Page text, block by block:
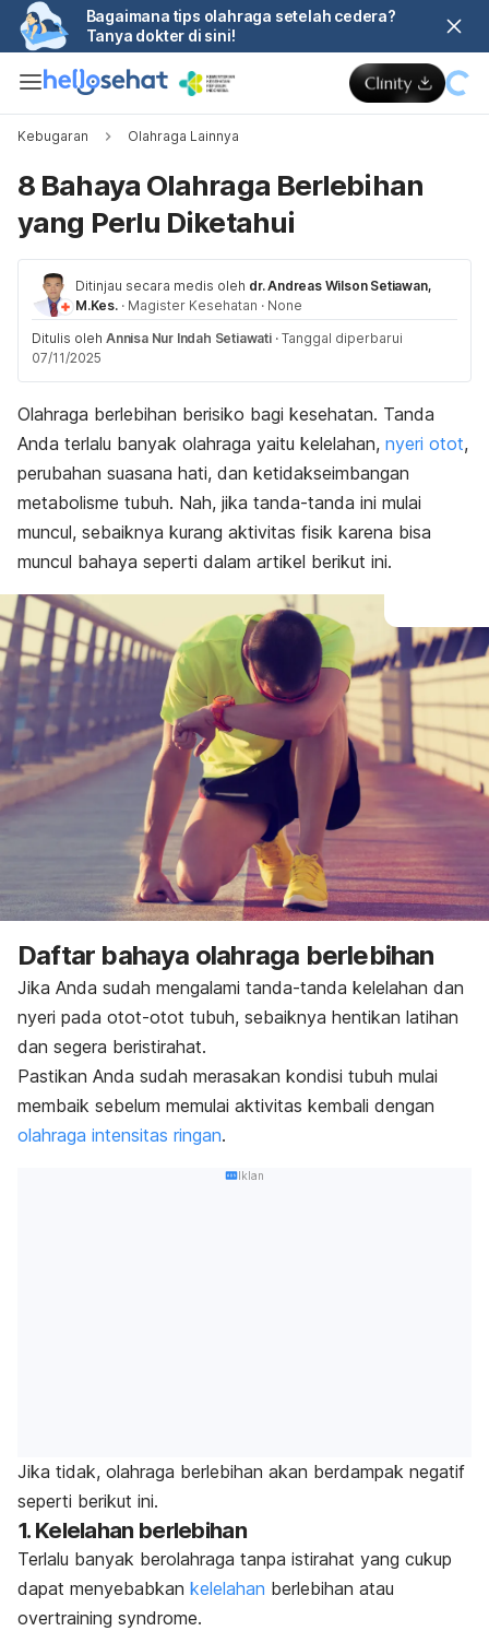
Bagaimana tips olahraga setelah cedera?
Tanya dokter di sini!
Kebugaran Olahraga Lainnya
8 Bahaya Olahraga Berlebihan
yang Perlu Diketahui
Ditinjau secara medis oleh dr. Andreas Wilson Setiawan,
M.Kes. · Magister Kesehatan · None
Ditulis oleh Annisa Nur Indah Setiawati · Tanggal diperbarui
07/11/2025
Olahraga berlebihan berisiko bagi kesehatan. Tanda
Anda terlalu banyak olahraga yaitu kelelahan, nyeri otot,
perubahan suasana hati, dan ketidakseimbangan
metabolisme tubuh. Nah, jika tanda-tanda ini mulai
muncul, sebaiknya kurang aktivitas fisik karena bisa
muncul bahaya seperti dalam artikel berikut ini.
Daftar bahaya olahraga berlebihan
Jika Anda sudah mengalami tanda-tanda kelelahan dan
nyeri pada otot-otot tubuh, sebaiknya hentikan latihan
dan segera beristirahat.
Pastikan Anda sudah merasakan kondisi tubuh mulai
membaik sebelum memulai aktivitas kembali dengan
olahraga intensitas ringan.
Iklan
Jika tidak, olahraga berlebihan akan berdampak negatif
seperti berikut ini.
1. Kelelahan berlebihan
Terlalu banyak berolahraga tanpa istirahat yang cukup
dapat menyebabkan kelelahan berlebihan atau
overtraining syndrome.